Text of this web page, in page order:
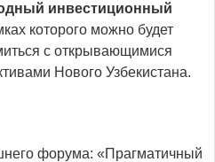
инвестиционный
которого можно будет
с открывающимися
Нового Узбекистана.
форума: «Прагматичный